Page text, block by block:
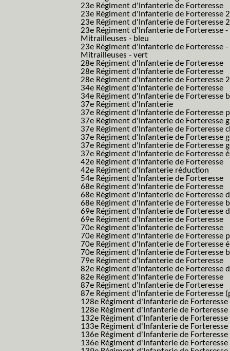
23e Régiment d'Infanterie de Forteresse
23e Régiment d'Infanterie de Forteresse
23e Régiment d'Infanterie de Forteresse
23e Régiment d'Infanterie de Forteresse
Mitrailleuses - bleu
23e Régiment d'Infanterie de Forteresse
Mitrailleuses - vert
28e Régiment d'Infanterie de Forteresse
28e Régiment d'Infanterie de Forteresse
28e Régiment d'Infanterie de Forteresse
34e Régiment d'Infanterie de Forteresse
34e Régiment d'Infanterie de Forteresse
37e Régiment d'Infanterie
37e Régiment d'Infanterie de Forteresse
37e Régiment d'Infanterie de Forteresse
37e Régiment d'Infanterie de Forteresse
37e Régiment d'Infanterie de Forteresse
37e Régiment d'Infanterie de Forteresse
37e Régiment d'Infanterie de Forteresse
42e Régiment d'Infanterie de Forteresse
42e Régiment d'Infanterie réduction
54e Régiment d'Infanterie de Forteresse
68e Régiment d'Infanterie de Forteresse
68e Régiment d'Infanterie de Forteresse
68e Régiment d'Infanterie de Forteresse
69e Régiment d'Infanterie de Forteresse
69e Régiment d'Infanterie de Forteresse
70e Régiment d'Infanterie de Forteresse
70e Régiment d'Infanterie de Forteresse
70e Régiment d'Infanterie de Forteresse
70e Régiment d'Infanterie de Forteresse
79e Régiment d'Infanterie de Forteresse
82e Régiment d'Infanterie de Forteresse
82e Régiment d'Infanterie de Forteresse
87e Régiment d'Infanterie de Forteresse
87e Régiment d'Infanterie de Forteresse
128e Régiment d'Infanterie de Forteresse
128e Régiment d'Infanterie de
132e Régiment d'Infanterie de Forteresse
133e Régiment d'Infanterie de Forteresse
136e Régiment d'Infanterie de Forteresse
136e Régiment d'Infanterie de